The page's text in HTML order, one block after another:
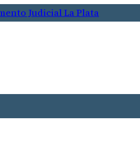
Judicial La Plata